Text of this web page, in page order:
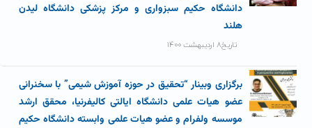
دانشگاه حکیم سبزواری و مرکز پزشکی دانشگاه لیدن
هلند
تاریخ۸ اردیبهشت ۱۴۰۰
برگزاری وبینار “تحقیق در حوزه آموزش شیمی” با سخنرانی
عضو هیات علمی دانشگاه ایالتی کالیفرنیا، محقق ارشد
موسسه ولفرام و عضو هیات علمی وابسته دانشگاه حکیم